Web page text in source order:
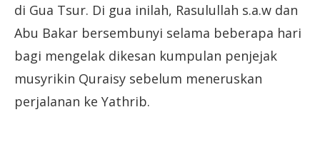
di Gua Tsur. Di gua inilah, Rasulullah s.a.w dan
Abu Bakar bersembunyi selama beberapa hari
bagi mengelak dikesan kumpulan penjejak
musyrikin Quraisy sebelum meneruskan
perjalanan ke Yathrib.